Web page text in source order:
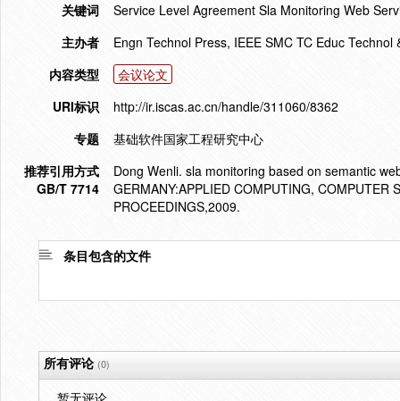
关键词
Service Level Agreement Sla Monitoring Web
主办者
Engn Technol Press, IEEE SMC TC Educ
内容类型
会议论文
URI标识
http://ir.iscas.ac.cn/handle/311060/8362
专题
基础软件国家工程研究中心
推荐引用方式
GB/T 7714
Dong Wenli. sla monitoring based on semantic
GERMANY:APPLIED COMPUTING, COMPUTER
PROCEEDINGS,2009.
条目包含的文件
所有评论(0)
暂无评论